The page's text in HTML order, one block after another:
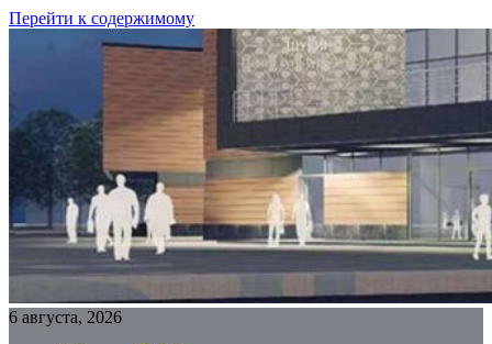
Перейти к содержимому
6 августа, 2026